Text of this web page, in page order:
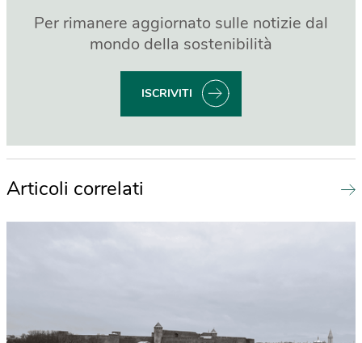
Per rimanere aggiornato sulle notizie dal
mondo della sostenibilità
ISCRIVITI
Articoli correlati